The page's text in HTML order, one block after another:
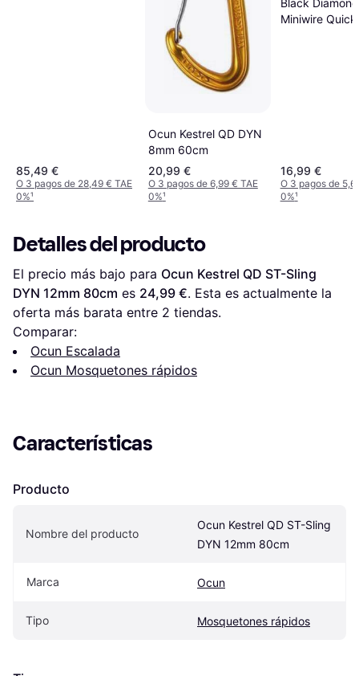
85,49 €
O 3 pagos de 28,49 € TAE
0%¹
Ocun Kestrel QD DYN
8mm 60cm
20,99 €
O 3 pagos de 6,99 € TAE
0%¹
Black Diamond
Miniwire
16,99 €
O 3 pagos de
0%¹
Detalles del producto
El precio más bajo para Ocun Kestrel QD ST-Sling
DYN 12mm 80cm es 24,99 €. Esta es actualmente la
oferta más barata entre 2 tiendas.
Comparar:
Ocun Escalada
Ocun Mosquetones rápidos
Características
Producto
Nombre del producto
Ocun Kestrel QD ST-Sling
DYN 12mm 80cm
Marca Ocun
Tipo Mosquetones rápidos